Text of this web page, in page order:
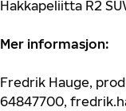
Hakkapeliitta R2
Mer informasjon:
Fredrik Hauge,
64847700,